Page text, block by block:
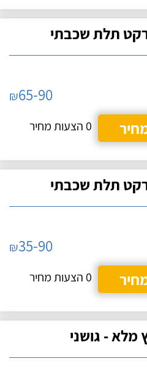
תלת שכבתי
₪65-90
0 הצעות מחיר
תלת שכבתי
₪35-90
0 הצעות מחיר
- גושני